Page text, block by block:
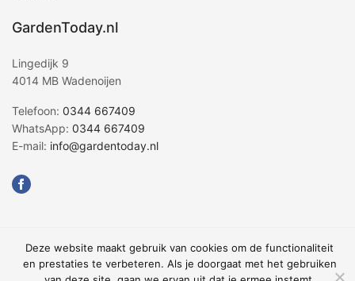
GardenToday.nl
Lingedijk 9
4014 MB Wadenoijen
Telefoon:0344 667409
WhatsApp:0344 667409
E-mail: info@gardentoday.nl
© 2026 GardenToday.nl
Deze website maakt gebruik van cookies om de functionaliteit
en prestaties te verbeteren. Als je doorgaat met het gebruiken